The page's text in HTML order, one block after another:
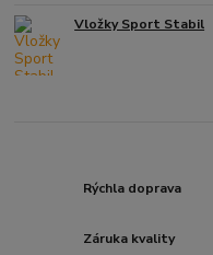
Vložky Sport Stabil
Rýchla doprava
Záruka kvality